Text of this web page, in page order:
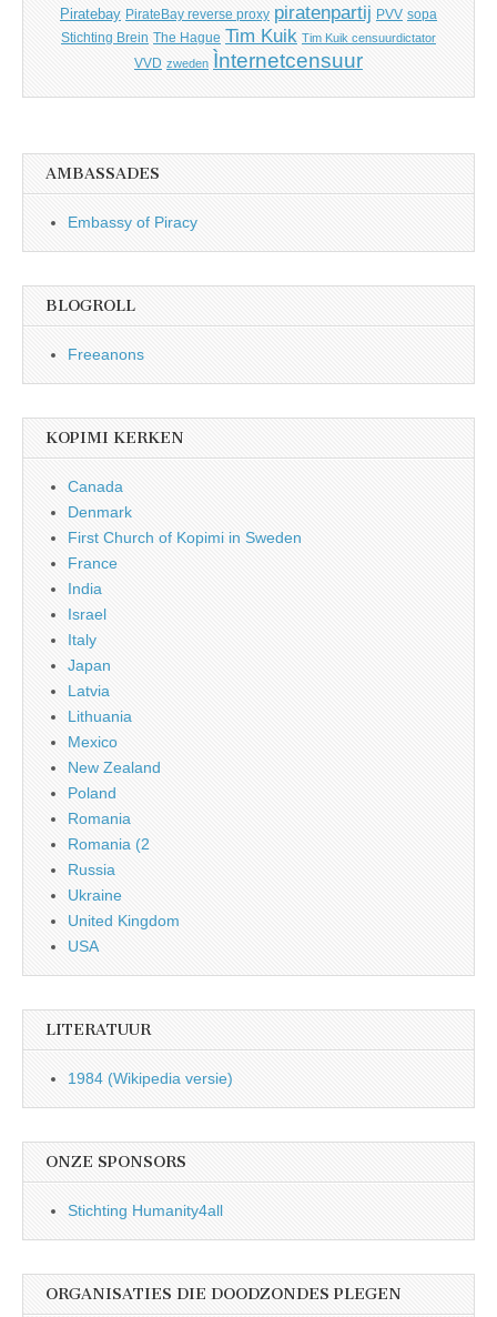
Piratebay PirateBay reverse proxy piratenpartij PVV sopa
Stichting Brein The Hague Tim Kuik Tim Kuik censuurdictator
VVD zweden Ìnternetcensuur
AMBASSADES
Embassy of Piracy
BLOGROLL
Freeanons
KOPIMI KERKEN
Canada
Denmark
First Church of Kopimi in Sweden
France
India
Israel
Italy
Japan
Latvia
Lithuania
Mexico
New Zealand
Poland
Romania
Romania (2
Russia
Ukraine
United Kingdom
USA
LITERATUUR
1984 (Wikipedia versie)
ONZE SPONSORS
Stichting Humanity4all
ORGANISATIES DIE DOODZONDES PLEGEN